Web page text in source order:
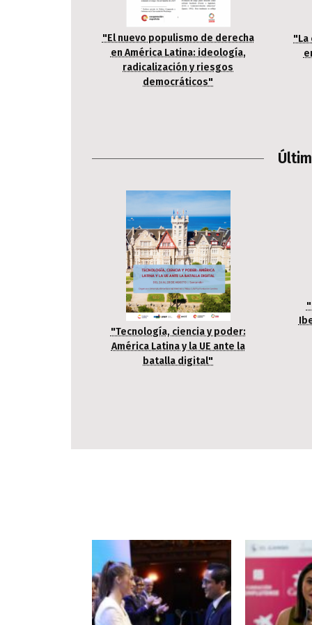
"El nuevo populismo de derecha
en América Latina: ideología,
radicalización y riesgos
democráticos"
"La
"Tecnología, ciencia y poder:
América Latina y la UE ante la
batalla digital"